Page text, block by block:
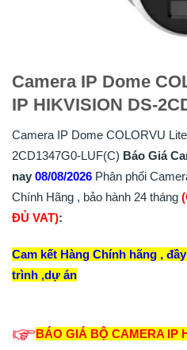
Camera IP Dome
IP HIKVISION DS-
Camera IP Dome COLORVU
2CD1347G0-LUF(C) Báo Giá
nay 08/08/2026 Phân phối
Chính Hãng , bảo hành 24 tháng
ĐỦ VAT):
Cam kết Hàng Chính hãng ,
trình ,dự án
BÁO GIÁ BỘ CAMERA IP